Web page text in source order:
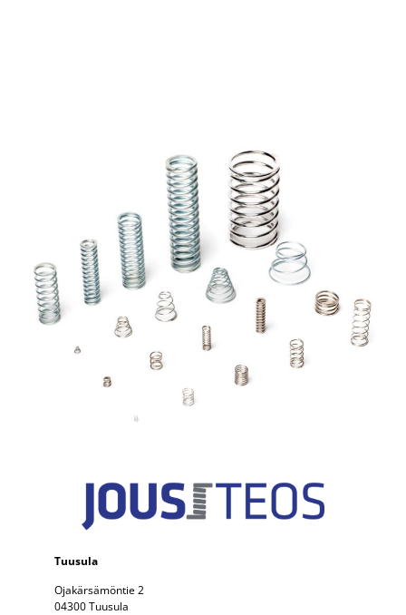
Tuusula
Ojakärsämöntie 2
04300 Tuusula